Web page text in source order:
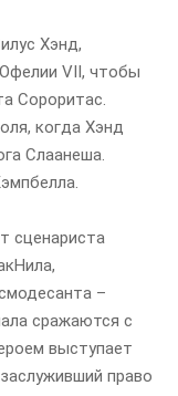
Хэнд,
VII, чтобы
Сороритас.
когда Хэнд
Слаанеша.
сценариста
–
сражаются с
выступает
право